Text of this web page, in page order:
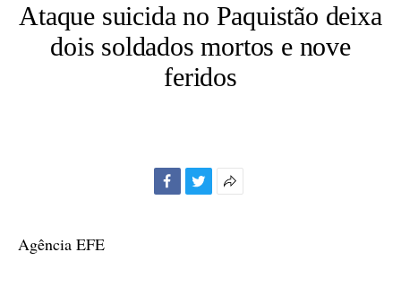
Ataque suicida no Paquistão deixa
dois soldados mortos e nove
feridos
Agência EFE